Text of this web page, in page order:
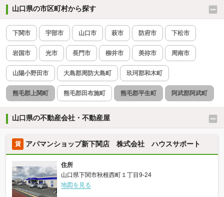
山口県の市区町村から探す
下関市 宇部市 山口市 萩市 防府市 下松市
岩国市 光市 長門市 柳井市 美祢市 周南市
山陽小野田市 大島郡周防大島町 玖珂郡和木町
熊毛郡上関町 熊毛郡田布施町 熊毛郡平生町 阿武郡阿武町
山口県の不動産会社・不動産屋
賃 アパマンショップ新下関店 株式会社 ハウスサポート
住所
山口県下関市秋根西町１丁目9-24
地図を見る